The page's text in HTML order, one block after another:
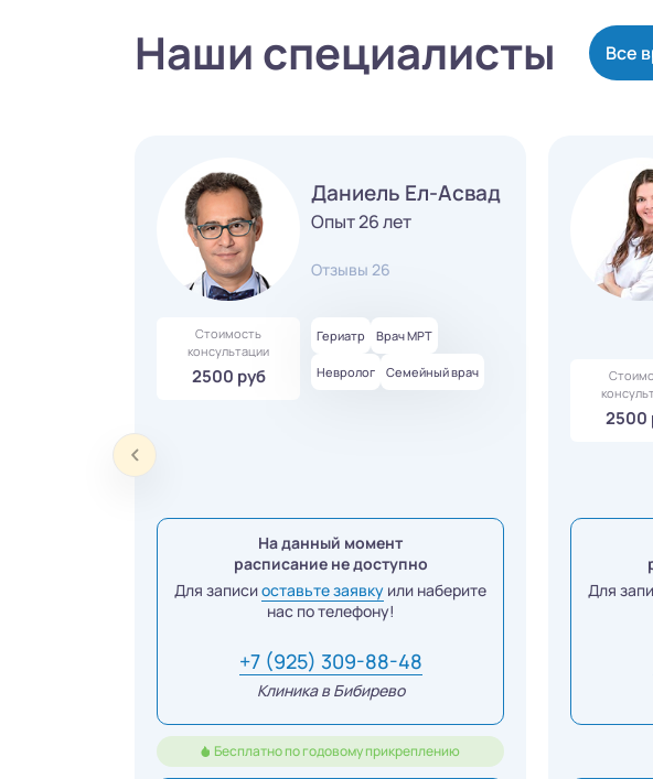
Наши специалисты Все
Даниель Ел-Асвад
Опыт 26 лет
Отзывы 26
Стоимость
консультации
2500 руб
Гериатр Врач МРТ
Невролог Семейный врач
На данный момент
расписание не доступно
Для записиоставьте заявку или наберите
нас по телефону!
+7 (925) 309-88-48
Клиника в Бибирево
Бесплатно по годовому прикреплению
2500
Для